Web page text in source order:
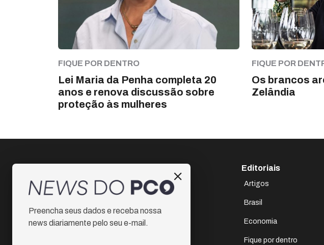
FIQUE POR DENTRO
Lei Maria da Penha completa 20
anos e renova discussão sobre
proteção às mulheres
FIQUE POR
Os brancos
Zelândia
Instagram
Facebook
Editoriais
Artigos
Brasil
Economia
Fique por dentro
Preencha seus dados e receba nossa
news diariamente pelo seu e-mail.